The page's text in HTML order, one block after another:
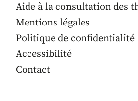
Aide à la consultation des
Mentions légales
Politique de confidentialité
Accessibilité
Contact